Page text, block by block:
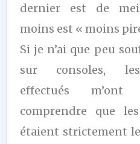
dernier est de
moins est « moins
Si je n’ai que peu
sur consoles,
effectués
comprendre que
étaient strictement